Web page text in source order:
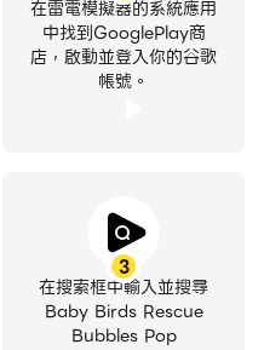
在雷電模擬器的系統應用
中找到GooglePlay商
店，啟動並登入你的谷歌
帳號。
3
在搜索框中輸入並搜尋
Baby Birds Rescue
Bubbles Pop